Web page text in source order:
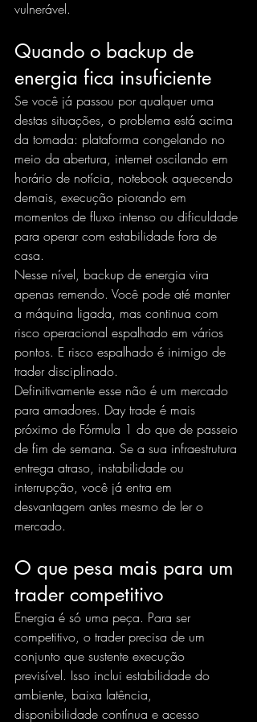
vulnerável.
Quando o backup de
energia fica insuficiente
Se você já passou por qualquer uma
destas situações, o problema está acima
da tomada: plataforma congelando no
meio da abertura, internet oscilando em
horário de notícia, notebook aquecendo
demais, execução piorando em
momentos de fluxo intenso ou dificuldade
para operar com estabilidade fora de
casa.
Nesse nível, backup de energia vira
apenas remendo. Você pode até manter
a máquina ligada, mas continua com
risco operacional espalhado em vários
pontos. E risco espalhado é inimigo de
trader disciplinado.
Definitivamente esse não é um mercado
para amadores. Day trade é mais
próximo de Fórmula 1 do que de passeio
de fim de semana. Se a sua infraestrutura
entrega atraso, instabilidade ou
interrupção, você já entra em
desvantagem antes mesmo de ler o
mercado.
O que pesa mais para um
trader competitivo
Energia é só uma peça. Para ser
competitivo, o trader precisa de um
conjunto que sustente execução
previsível. Isso inclui estabilidade do
ambiente, baixa latência,
disponibilidade contínua e acesso